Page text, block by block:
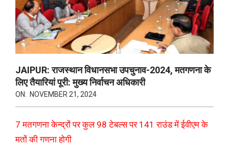
JAIPUR: राजस्थान विधानसभा उपचुनाव-2024, मतगणना के
लिए तैयारियां पूरी: मुख्य निर्वाचन अधिकारी
ON: NOVEMBER 21, 2024
7 मतगणना केन्द्रों पर कुल 98 टेबल्स पर 141 राउंड में ईवीएम के
मतों की गणना होगी